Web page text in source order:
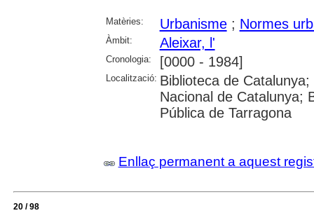
Matèries: Urbanisme; Normes
Àmbit: Aleixar, l'
Cronologia: [0000 - 1984]
Localització: Biblioteca de
Nacional de Catalunya;
Pública de Tarragona
Enllaç permanent a aquest
20 / 98